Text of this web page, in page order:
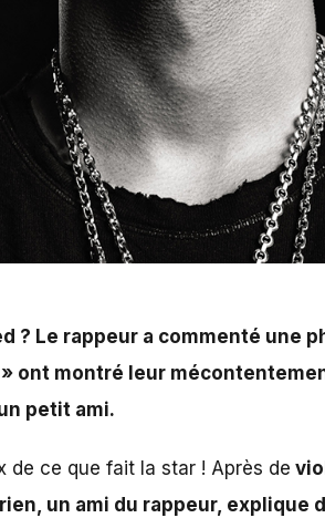
? Le rappeur a commenté une
ont montré leur
petit ami.
de ce que fait la star ! Après de
un ami du rappeur,